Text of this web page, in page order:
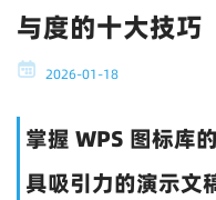
与度的十大技巧
2026-01-18
掌握 WPS 图标库
具吸引力的演示文